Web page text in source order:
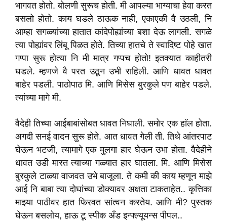
भागवत होतो. बोलणी सुरूच होती. मी आपल्या भाग्याचा हेवा करत
बसलो होतो. काय घडले ठाऊक नाही, एकाएकी वै उठली, नि
आम्हा सगळ्यांच्या हातात कांदेपोह्यांच्या बशा देऊ लागली. सगळे
त्या पोह्यांवर लिंबू पिळत होते. तिच्या हातचे ते स्वादिष्ट पोहे खात
गप्पा सुरू होत्या नि मी मात्र गप्पच होतो! इतक्यात काहीतरी
घडले. म्हणजे वै परत उठून उभी राहिली. आणि धावत धावत
बाहेर पडली. पाठोपाठ मि. आणि मिसेस बुरकुले पण बाहेर पडले.
त्यांच्या मागे मी.
वैदेही तिच्या आईबाबांसोबत धावत निघाली. समोर एक हाॅल होता.
अगदी सनई वादन सुरू होते. आत धावत गेली ती. तिथे आंतरपाट
घेऊन भटजी, त्यामागे एक मुलगा हार घेऊन उभा होता. वैदेहीने
धावत उडी मारत त्याच्या गळ्यात हार घातला. मि. आणि मिसेस
बुरकुले टाळ्या वाजवत उभे बाजूला. ते कमी की काय म्हणून माझे
आई नि बाबा त्या दोघांच्या डोक्यावर अक्षता टाकताहेत.. कृत्तिका
माझ्या पाठीवर हात फिरवत सांत्वन करतेय. आणि मी? पुस्तक
घेऊन बसलोय, हाऊ टू स्पीक अँड इन्फ्ल्यूयन्स पीपल..